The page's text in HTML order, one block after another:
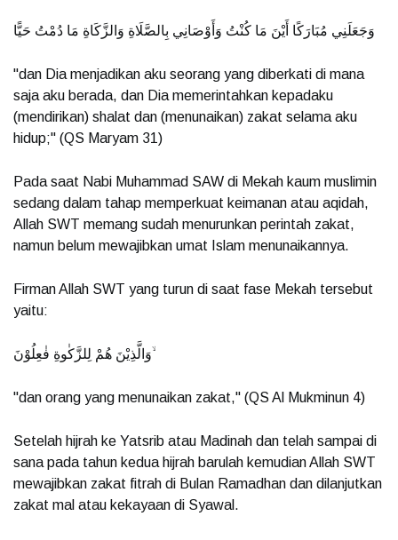
وَجَعَلَنِي مُبَارَكًا أَيْنَ مَا كُنْتُ وَأَوْصَانِي بِالصَّلَاةِ وَالزَّكَاةِ مَا دُمْتُ حَيًّا
"dan Dia menjadikan aku seorang yang diberkati di mana
saja aku berada, dan Dia memerintahkan kepadaku
(mendirikan) shalat dan (menunaikan) zakat selama aku
hidup;" (QS Maryam 31)
Pada saat Nabi Muhammad SAW di Mekah kaum muslimin
sedang dalam tahap memperkuat keimanan atau aqidah,
Allah SWT memang sudah menurunkan perintah zakat,
namun belum mewajibkan umat Islam menunaikannya.
Firman Allah SWT yang turun di saat fase Mekah tersebut
yaitu:
وَالَّذِيْنَ هُمْ لِلزَّكٰوةِ فٰعِلُوْنَ ۙ
"dan orang yang menunaikan zakat," (QS Al Mukminun 4)
Setelah hijrah ke Yatsrib atau Madinah dan telah sampai di
sana pada tahun kedua hijrah barulah kemudian Allah SWT
mewajibkan zakat fitrah di Bulan Ramadhan dan dilanjutkan
zakat mal atau kekayaan di Syawal.